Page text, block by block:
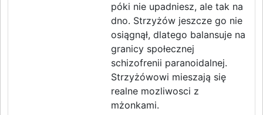
póki nie upadniesz, ale tak na
dno. Strzyżów jeszcze go nie
osiągnął, dlatego balansuje na
granicy społecznej
schizofrenii paranoidalnej.
Strzyżówowi mieszają się
realne mozliwosci z
mżonkami.